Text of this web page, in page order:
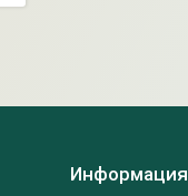
Информация